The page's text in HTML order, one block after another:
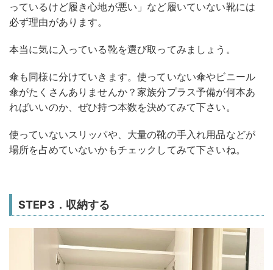
っているけど履き心地が悪い」など履いていない靴には
必ず理由があります。
本当に気に入っている靴を選び取ってみましょう。
傘も同様に分けていきます。使っていない傘やビニール
傘がたくさんありませんか？家族分プラス予備が何本あ
ればいいのか、ぜひ持つ本数を決めてみて下さい。
使っていないスリッパや、大量の靴の手入れ用品などが
場所を占めていないかもチェックしてみて下さいね。
STEP3．収納する